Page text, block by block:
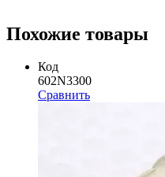
Похожие товары
Код
602N3300
Сравнить